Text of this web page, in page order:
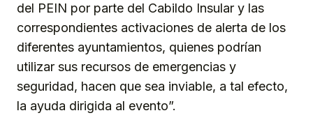
del PEIN por parte del Cabildo Insular y las
correspondientes activaciones de alerta de los
diferentes ayuntamientos, quienes podrían
utilizar sus recursos de emergencias y
seguridad, hacen que sea inviable, a tal efecto,
la ayuda dirigida al evento”.